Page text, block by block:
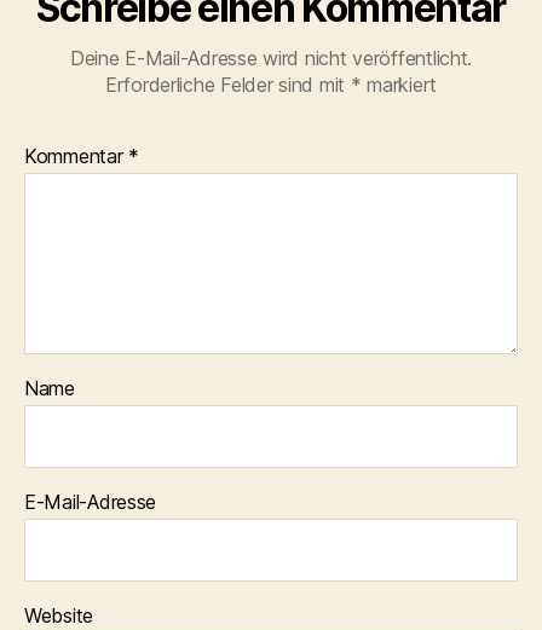
Deine E-Mail-Adresse wird nicht veröffentlicht.
Erforderliche Felder sind mit * markiert
Kommentar *
Name
E-Mail-Adresse
Website